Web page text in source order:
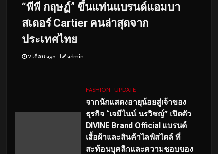
“พีพี กฤษฏ์” ขึ้นแท่นแบรนด์แอมบา
สเดอร์ Cartier คนล่าสุดจาก
ประเทศไทย
2 เดือน ago admin
FASHION UPDATE
จากนักแสดงอายุน้อยสู่เจ้าของ
ธุรกิจ “เจมีไนน์ นรวิชญ์” เปิดตัว
DIVINE Brand Official แบรนด์
เสื้อผ้าและสินค้าไลฟ์สไตล์ ที่
สะท้อนบุคลิกและความชอบของ